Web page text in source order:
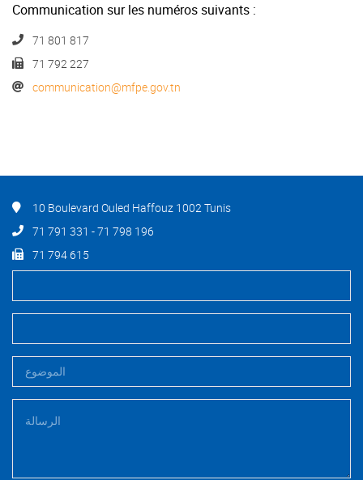
Communication sur les numéros suivants :
71 801 817
71 792 227
communication@mfpe.gov.tn
10 Boulevard Ouled Haffouz 1002 Tunis
71 791 331 - 71 798 196
71 794 615